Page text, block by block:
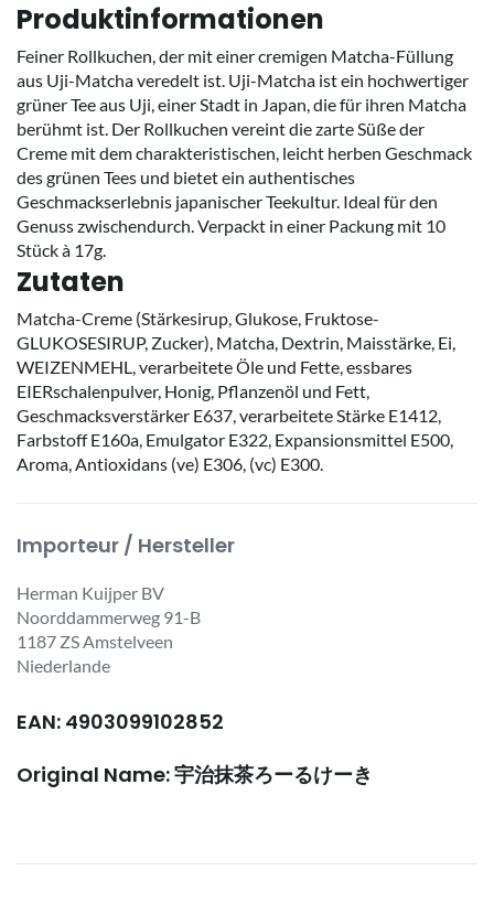
Produktinformationen
Feiner Rollkuchen, der mit einer cremigen Matcha-Füllung
aus Uji-Matcha veredelt ist. Uji-Matcha ist ein hochwertiger
grüner Tee aus Uji, einer Stadt in Japan, die für ihren Matcha
berühmt ist. Der Rollkuchen vereint die zarte Süße der
Creme mit dem charakteristischen, leicht herben Geschmack
des grünen Tees und bietet ein authentisches
Geschmackserlebnis japanischer Teekultur. Ideal für den
Genuss zwischendurch. Verpackt in einer Packung mit 10
Stück à 17g.
Zutaten
Matcha-Creme (Stärkesirup, Glukose, Fruktose-
GLUKOSESIRUP, Zucker), Matcha, Dextrin, Maisstärke, Ei,
WEIZENMEHL, verarbeitete Öle und Fette, essbares
EIERschalenpulver, Honig, Pflanzenöl und Fett,
Geschmacksverstärker E637, verarbeitete Stärke E1412,
Farbstoff E160a, Emulgator E322, Expansionsmittel E500,
Aroma, Antioxidans (ve) E306, (vc) E300.
Importeur / Hersteller
Herman Kuijper BV
Noorddammerweg 91-B
1187 ZS Amstelveen
Niederlande
EAN: 4903099102852
Original Name: 宇治抹茶ろーるけーき